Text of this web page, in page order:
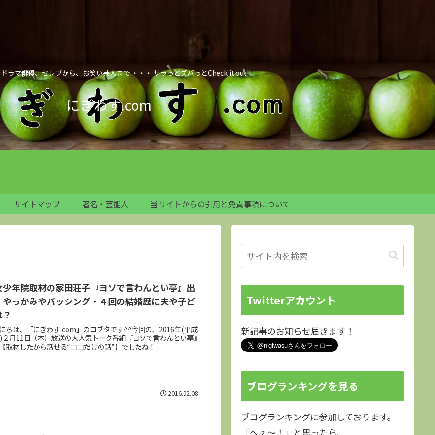
ラマ俳優、セレブから、お笑い芸人まで ・・・ サラっとズバっとCheck it out!!
にぎわす.com
サイトマップ 著名・芸能人 当サイトからの引用と免責事項について
少年院取材の家田荘子『ヨソで言わんとい亭』出
やっかみやバッシング・４回の結婚歴に夫や子ど
ちは、「にぎわす.com」のコブタです^^今回の、2016年(平成
２月11日（木）放送の大人気トーク番組『ヨソで言わんとい亭』
取材したから話せる“ココだけの話”】でしたね！
2016.02.08
Twitterアカウント
新記事のお知らせ届きます！
ブログランキングを見る
ブログランキングに参加しております。
「へぇ～！」と思ったら、